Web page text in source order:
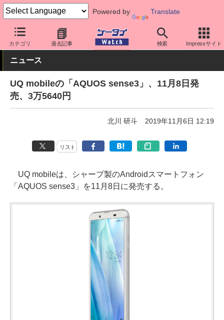
Powered by Translate
カテゴリ 過去記事 検索 Impressサイト
ケータイ Watch キャリア UQ スマホ・ケータイ
ニュース
UQ mobileの「AQUOS sense3」、11月8日発
売、3万5640円
北川 研斗 2019年11月6日 12:19
リスト
UQ mobileは、シャープ製のAndroidスマートフォン
「AQUOS sense3」を11月8日に発売する。